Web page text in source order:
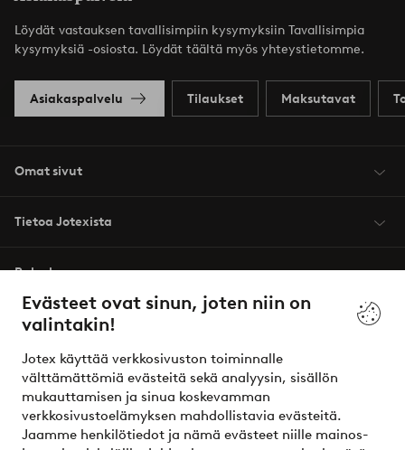
Evästeet ovat sinun, joten niin on
valintakin!
Jotex käyttää verkkosivuston toiminnalle
välttämättömiä evästeitä sekä analyysin, sisällön
mukauttamisen ja sinua koskevamman
verkkosivustoelämyksen mahdollistavia evästeitä.
Jaamme henkilötiedot ja nämä evästeet niille mainos-
Löydät vastauksen tavallisimpiin kysymyksiin Tavallisimpia
kysymyksiä -osiosta. Löydät täältä myös yhteystietomme.
Asiakaspalvelu Tilaukset Maksutavat
Omat sivut
Tietoa Jotexista
Palvelumme
Ehdot
Ystävät